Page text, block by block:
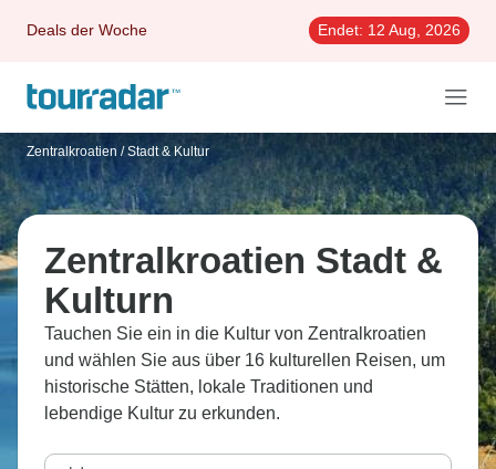
Deals der Woche Endet: 12 Aug, 2026
Zentralkroatien / Stadt & Kultur
Zentralkroatien Stadt &
Kulturn
Tauchen Sie ein in die Kultur von Zentralkroatien
und wählen Sie aus über 16 kulturellen Reisen, um
historische Stätten, lokale Traditionen und
lebendige Kultur zu erkunden.